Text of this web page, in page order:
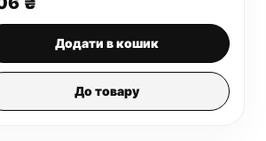
Додати в кошик
До товару